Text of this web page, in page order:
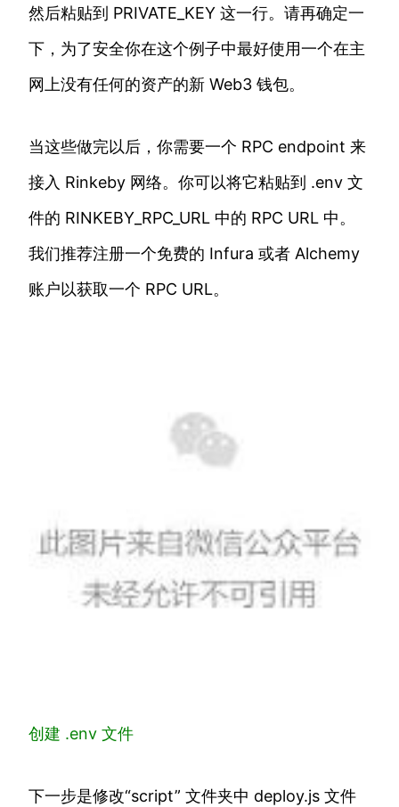
然后粘贴到 PRIVATE_KEY 这一行。请再确定一
下，为了安全你在这个例子中最好使用一个在主
网上没有任何的资产的新 Web3 钱包。
当这些做完以后，你需要一个 RPC endpoint 来
接入 Rinkeby 网络。你可以将它粘贴到 .env 文
件的 RINKEBY_RPC_URL 中的 RPC URL 中。
我们推荐注册一个免费的 Infura 或者 Alchemy
账户以获取一个 RPC URL。
创建 .env 文件
下一步是修改“script” 文件夹中 deploy.js 文件